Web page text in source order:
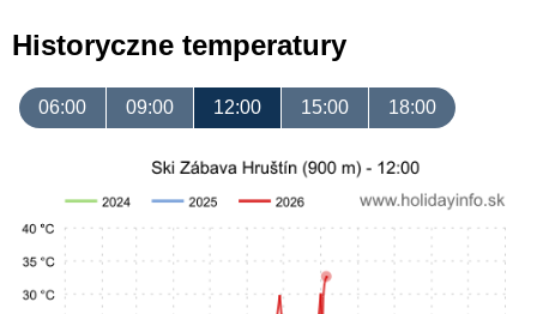
Historyczne temperatury
06:00 09:00 12:00 15:00 18:00